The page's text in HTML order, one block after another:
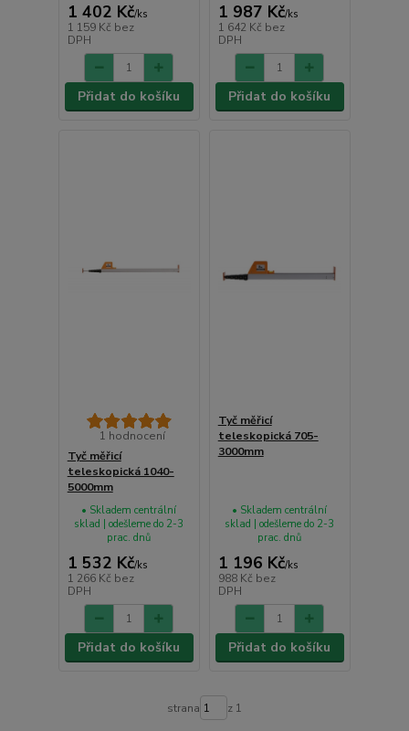
1 402 Kč/ks
1 159 Kč bez
DPH
Přidat do košíku
1 987 Kč/ks
1 642 Kč bez
DPH
Přidat do košíku
1 hodnocení
Tyč měřicí
teleskopická 1040-
5000mm
1 532 Kč/ks
1 266 Kč bez
DPH
• Skladem centrální
sklad | odešleme do 2-3
prac. dnů
Přidat do košíku
Tyč měřicí
teleskopická 705-
3000mm
1 196 Kč/ks
988 Kč bez
DPH
• Skladem centrální
sklad | odešleme do 2-3
prac. dnů
Přidat do košíku
strana z 1